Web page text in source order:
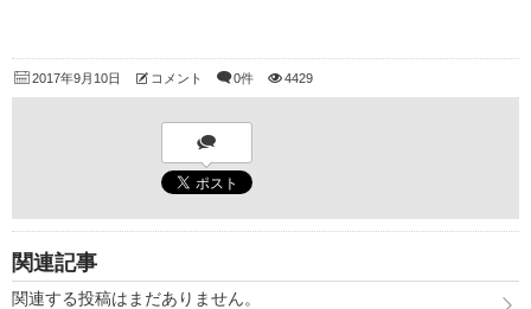
2017年9月10日 コメント 0件 4429
関連記事
関連する投稿はまだありません。